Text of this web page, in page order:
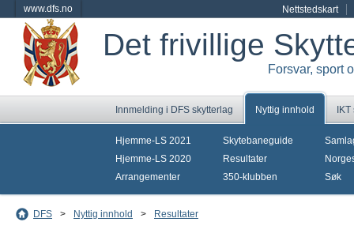
www.dfs.no Nettstedskart
Det frivillige
Forsvar, sport
Innmelding i DFS skytterlag Nyttig innhold
Hjemme-LS 2021
Hjemme-LS 2020
Arrangementer
Skytebaneguide
Resultater
350-klubben
Søk
DFS > Nyttig innhold > Resultater